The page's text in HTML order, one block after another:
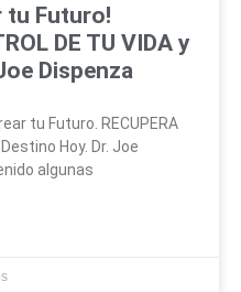
tu Futuro!
DE TU VIDA y
Dispenza
tu Futuro. RECUPERA
Hoy. Dr. Joe
algunas